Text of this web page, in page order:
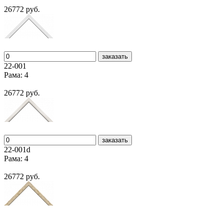
26772 руб.
заказать
22-001
Рама: 4
26772 руб.
заказать
22-001d
Рама: 4
26772 руб.